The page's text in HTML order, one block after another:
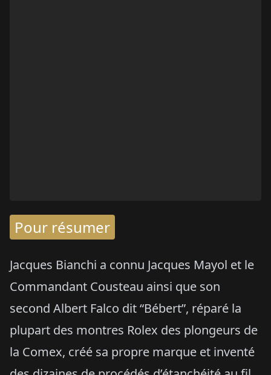
Pour résumer
Jacques Bianchi a connu Jacques Mayol et le
Commandant Cousteau ainsi que son
second Albert Falco dit “Bébert”, réparé la
plupart des montres Rolex des plongeurs de
la Comex, créé sa propre marque et inventé